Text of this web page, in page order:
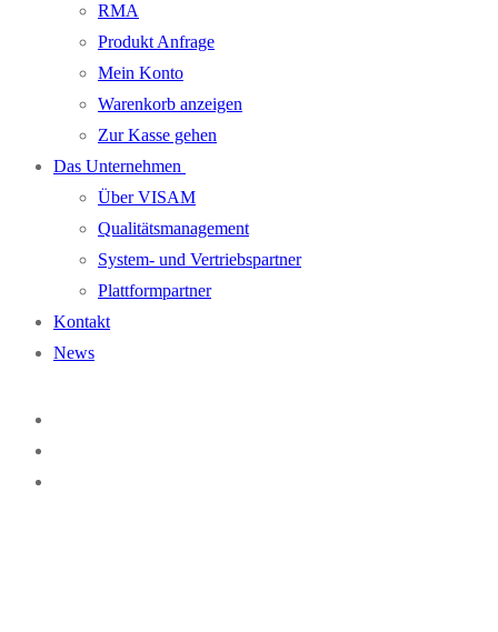
RMA
Produkt Anfrage
Mein Konto
Warenkorb anzeigen
Zur Kasse gehen
Das Unternehmen
Über VISAM
Qualitätsmanagement
System- und Vertriebspartner
Plattformpartner
Kontakt
News